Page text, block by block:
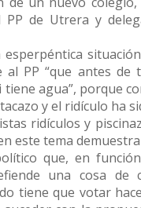
PP de Utrera y
al PP “que antes de
agua”, porque
y el ridículo ha
ridículos y
este tema
que, en
una cosa
tiene que votar